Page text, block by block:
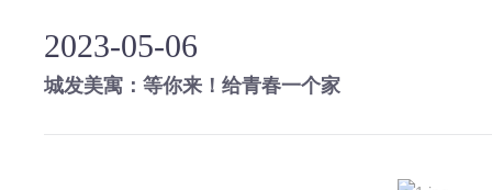
2023-05-06
城发美寓：等你来！给青春一个家